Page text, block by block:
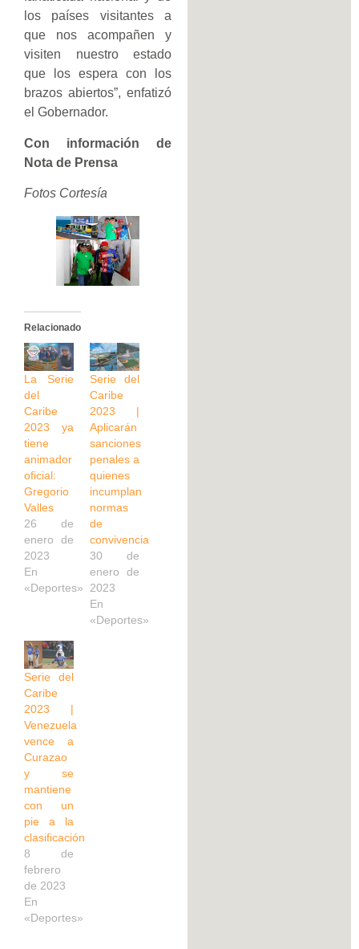
los países visitantes a
que nos acompañen y
visiten nuestro estado
que los espera con los
brazos abiertos”, enfatizó
el Gobernador.
Con información de
Nota de Prensa
Fotos Cortesía
Relacionado
La Serie
del
Caribe
2023 ya
tiene
animador
oficial:
Gregorio
Valles
26 de
enero de
2023
En
«Deportes»
Serie del
Caribe
2023 |
Aplicarán
sanciones
penales a
quienes
incumplan
normas
de
convivencia
30 de
enero de
2023
En
«Deportes»
Serie del
Caribe
2023 |
Venezuela
vence a
Curazao
y se
mantiene
con un
pie a la
clasificación
8 de
febrero
de 2023
En
«Deportes»